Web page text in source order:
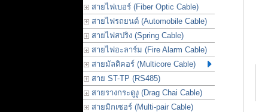
สายไฟเบอร์ (Fiber Optic Cable)
สายไฟรถยนต์ (Automobile Cable)
สายไฟสปริง (Spring Cable)
สายไฟอะลาร์ม (Fire Alarm Cable)
สายมัลติคอร์ (Multicore Cable)
สาย ST-TP (RS485)
สายรางกระดูงู (Drag Chai Cable)
สายมิกเซอร์ (Multi-pair Cable)